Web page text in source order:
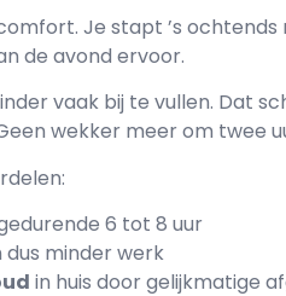
Je stapt ’s ochtends
de avond ervoor.
vaak bij te vullen. Dat
wekker meer om twee
6 tot 8 uur
dus minder werk
in huis door gelijkmatige